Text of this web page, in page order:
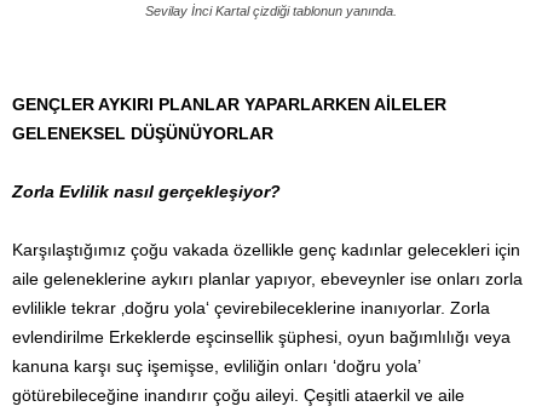
Sevilay İnci Kartal çizdiği tablonun yanında.
GENÇLER AYKIRI PLANLAR YAPARLARKEN AİLELER
GELENEKSEL DÜŞÜNÜYORLAR
Zorla Evlilik nasıl gerçekleşiyor?
Karşılaştığımız çoğu vakada özellikle genç kadınlar gelecekleri için
aile geleneklerine aykırı planlar yapıyor, ebeveynler ise onları zorla
evlilikle tekrar ‚doğru yola‘ çevirebileceklerine inanıyorlar. Zorla
evlendirilme Erkeklerde eşcinsellik şüphesi, oyun bağımlılığı veya
kanuna karşı suç işemişse, evliliğin onları ‘doğru yola’
götürebileceğine inandırır çoğu aileyi. Çeşitli ataerkil ve aile